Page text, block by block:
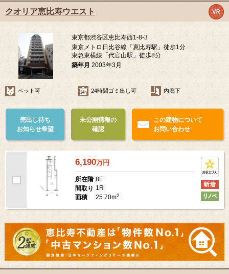
クオリア恵比寿ウエスト
東京都渋谷区恵比寿西1-8-3
東京メトロ日比谷線「恵比寿駅」徒歩1分
東急東横線「代官山駅」徒歩8分
築年月 2003年3月
ペット可 24時間ゴミ出し可 内廊下
売出し待ち
お知らせ希望
未公開情報の
確認
この建物について
お問い合わせ
6,190万円
所在階 8F
間取り 1R
面積
25.70m2